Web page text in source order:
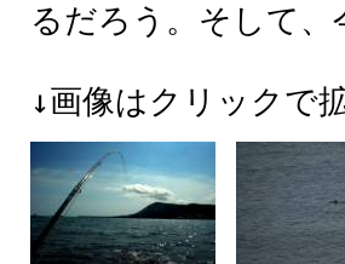
るだろう。そして、
↓画像はクリックで